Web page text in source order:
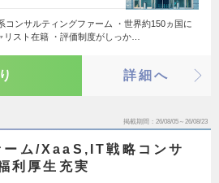
コンサルティングファーム ・世界約150ヵ国に
スト在籍 ・評価制度がしっか…
詳細へ
掲載期間 26/08/05～26/08/23
ム/XaaS,IT戦略コンサ
利厚生充実